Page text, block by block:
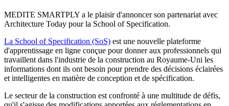
MEDITE SMARTPLY a le plaisir d'annoncer son partenariat avec
Architecture Today pour la School of Specification.
La School of Specification (SoS) est une nouvelle plateforme
d'apprentissage en ligne conçue pour donner aux professionnels qui
travaillent dans l'industrie de la construction au Royaume-Uni les
informations dont ils ont besoin pour prendre des décisions éclairées
et intelligentes en matière de conception et de spécification.
Le secteur de la construction est confronté à une multitude de défis,